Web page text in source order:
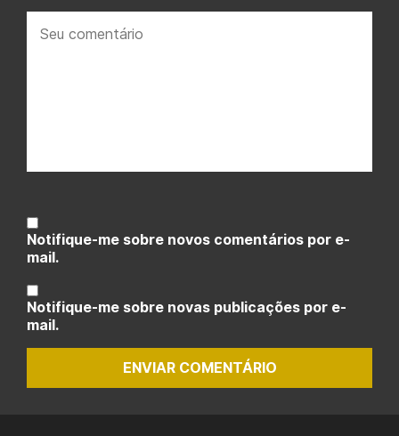
comentário:
Notifique-me sobre novos comentários por e-
mail.
Notifique-me sobre novas publicações por e-
mail.
ENVIAR COMENTÁRIO